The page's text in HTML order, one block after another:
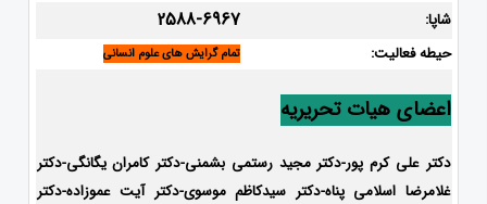
شاپا: 2588-6967
حیطه فعالیت: تمام گرایش های علوم انسانی
اعضای هیات تحریریه
دکتر علی کرم پور-دکتر مجید رستمی بشمنی-دکتر کامران یگانگی-دکتر
غلامرضا اسلامی پناه-دکتر سیدکاظم موسوی-دکتر آیت عموزاده-دکتر